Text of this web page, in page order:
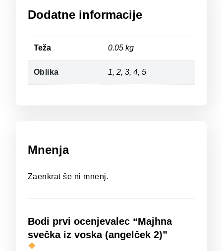
Dodatne informacije
Teža 0.05 kg
Oblika 1, 2, 3, 4, 5
Mnenja
Zaenkrat še ni mnenj.
Bodi prvi ocenjevalec “Majhna
svečka iz voska (angelček 2)”